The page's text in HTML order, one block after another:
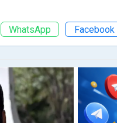
WhatsApp Facebook